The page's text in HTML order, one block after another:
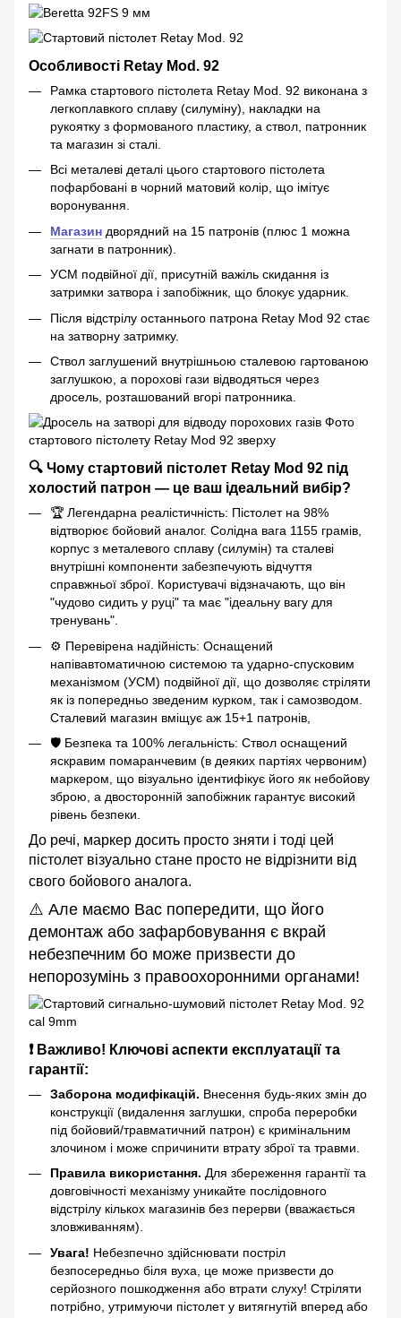
Особливості Retay Mod. 92
Рамка стартового пістолета Retay Mod. 92 виконана з
легкоплавкого сплаву (силуміну), накладки на
рукоятку з формованого пластику, а ствол, патронник
та магазин зі сталі.
Всі металеві деталі цього стартового пістолета
пофарбовані в чорний матовий колір, що імітує
воронування.
Магазин дворядний на 15 патронів (плюс 1 можна
загнати в патронник).
УСМ подвійної дії, присутній важіль скидання із
затримки затвора і запобіжник, що блокує ударник.
Після відстрілу останнього патрона Retay Mod 92 стає
на затворну затримку.
Ствол заглушений внутрішньою сталевою гартованою
заглушкою, а порохові гази відводяться через
дросель, розташований вгорі патронника.
🔍 Чому стартовий пістолет Retay Mod 92 під
холостий патрон — це ваш ідеальний вибір?
🏆 Легендарна реалістичність: Пістолет на 98%
відтворює бойовий аналог. Солідна вага 1155 грамів,
корпус з металевого сплаву (силумін) та сталеві
внутрішні компоненти забезпечують відчуття
справжньої зброї. Користувачі відзначають, що він
"чудово сидить у руці" та має "ідеальну вагу для
тренувань".
⚙️ Перевірена надійність: Оснащений
напівавтоматичною системою та ударно-спусковим
механізмом (УСМ) подвійної дії, що дозволяє стріляти
як із попередньо зведеним курком, так і самозводом.
Сталевий магазин вміщує аж 15+1 патронів,
🛡️ Безпека та 100% легальність: Ствол оснащений
яскравим помаранчевим (в деяких партіях червоним)
маркером, що візуально ідентифікує його як небойову
зброю, а двосторонній запобіжник гарантує високий
рівень безпеки.
До речі, маркер досить просто зняти і тоді цей
пістолет візуально стане просто не відрізнити від
свого бойового аналога.
⚠️ Але маємо Вас попередити, що його
демонтаж або зафарбовування є вкрай
небезпечним бо може призвести до
непорозумінь з правоохоронними органами!
❗ Важливо! Ключові аспекти експлуатації та
гарантії:
Заборона модифікацій. Внесення будь-яких змін до
конструкції (видалення заглушки, спроба переробки
під бойовий/травматичний патрон) є кримінальним
злочином і може спричинити втрату зброї та травми.
Правила використання. Для збереження гарантії та
довговічності механізму уникайте послідовного
відстрілу кількох магазинів без перерви (вважається
зловживанням).
Увага! Небезпечно здійснювати постріл
безпосередньо біля вуха, це може призвести до
серйозного пошкодження або втрати слуху! Стріляти
потрібно, утримуючи пістолет у витягнутій вперед або